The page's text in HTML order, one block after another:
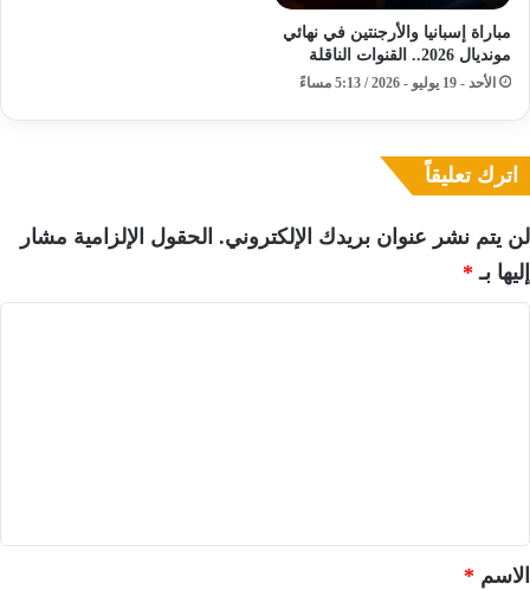
مباراة إسبانيا والأرجنتين في نهائي
مونديال 2026.. القنوات الناقلة
الأحد - 19 يوليو - 2026 / 5:13 مساءً
اترك تعليقاً
لن يتم نشر عنوان بريدك الإلكتروني. الحقول الإلزامية مشار
إليها بـ *
*الاسم *